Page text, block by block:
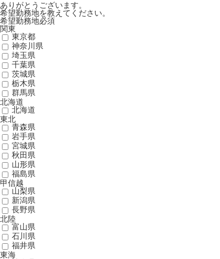
ありがとうございます。
希望勤務地を教えてください。
希望勤務地必須
関東
東京都
神奈川県
埼玉県
千葉県
茨城県
栃木県
群馬県
北海道
北海道
東北
青森県
岩手県
宮城県
秋田県
山形県
福島県
甲信越
山梨県
新潟県
長野県
北陸
富山県
石川県
福井県
東海